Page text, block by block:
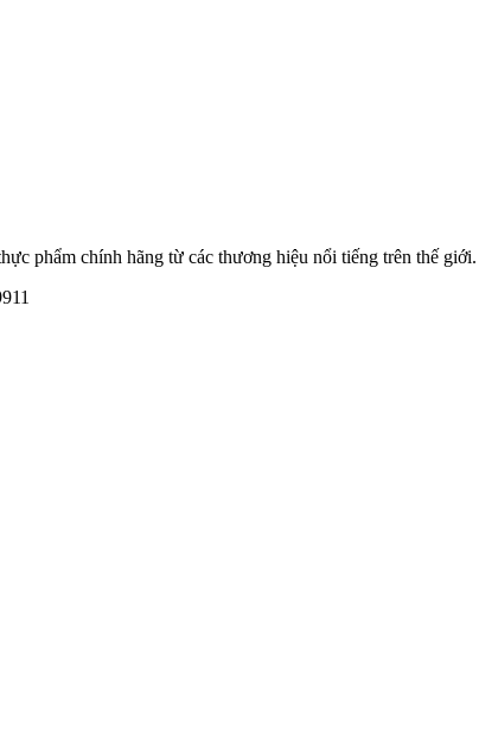
phẩm chính hãng từ các thương hiệu nổi tiếng trên thế giới.